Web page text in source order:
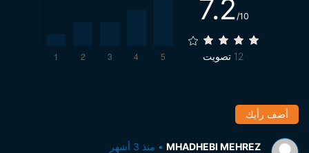
7.2/10
تصويت
أضف رأيك
MHADHEBI MEHREZ
• منذ 3 أشهر